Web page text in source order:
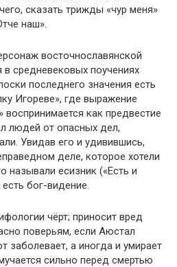
сказать трижды «чур меня»
наш».
восточнославянской
средневековых поучениях
последнего значения есть
Игореве», где выражение
как предвестие
людей от опасных дел,
Увидав его и удивившись,
деле, которое хотели
называли есизник («Есть и
есть бог-видение.
чёрт; приносит вред
поверьям, если Аюстал
заболевает, а иногда и умирает
сильно перед смертью